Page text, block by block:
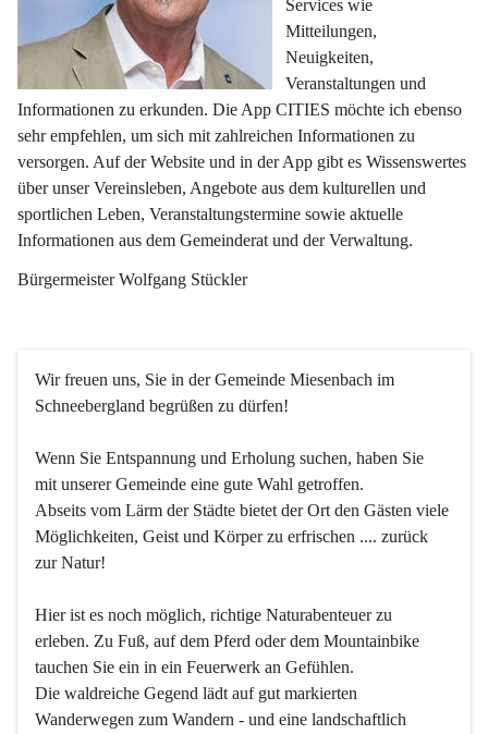
Services wie
Mitteilungen,
Neuigkeiten,
Veranstaltungen und
Informationen zu erkunden. Die App CITIES möchte ich ebenso
sehr empfehlen, um sich mit zahlreichen Informationen zu
versorgen. Auf der Website und in der App gibt es Wissenswertes
über unser Vereinsleben, Angebote aus dem kulturellen und
sportlichen Leben, Veranstaltungstermine sowie aktuelle
Informationen aus dem Gemeinderat und der Verwaltung.
Bürgermeister Wolfgang Stückler
Wir freuen uns, Sie in der Gemeinde Miesenbach im
Schneebergland begrüßen zu dürfen!
Wenn Sie Entspannung und Erholung suchen, haben Sie
mit unserer Gemeinde eine gute Wahl getroffen.
Abseits vom Lärm der Städte bietet der Ort den Gästen viele
Möglichkeiten, Geist und Körper zu erfrischen .... zurück
zur Natur!
Hier ist es noch möglich, richtige Naturabenteuer zu
erleben. Zu Fuß, auf dem Pferd oder dem Mountainbike
tauchen Sie ein in ein Feuerwerk an Gefühlen.
Die waldreiche Gegend lädt auf gut markierten
Wanderwegen zum Wandern - und eine landschaftlich